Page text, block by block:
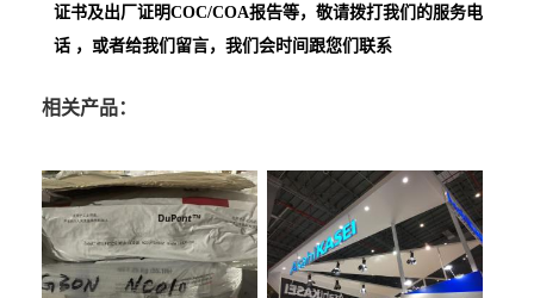
证书及出厂证明COC/COA报告等，敬请拨打我们的服务电
话 ，或者给我们留言，我们会时间跟您们联系
相关产品：